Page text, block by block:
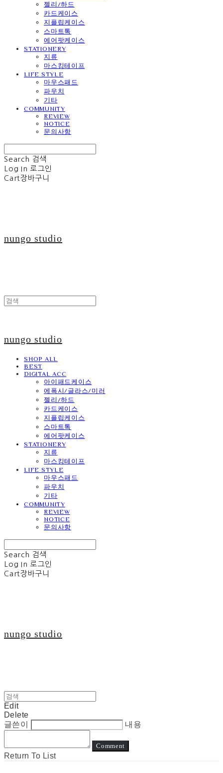
젤리/하드
카드케이스
지플립케이스
스마트톡
에어팟케이스
STATIONERY
지류
마스킹테이프
LIFE STYLE
마우스패드
파우치
기타
COMMUNITY
REVIEW
NOTICE
문의사항
Search 검색
Log In 로그인
Cart장바구니
nungo studio
nungo studio
SHOP ALL
BEST
DIGITAL ACC
아이패드케이스
에폭시/글라스/미러
젤리/하드
카드케이스
지플립케이스
스마트톡
에어팟케이스
STATIONERY
지류
마스킹테이프
LIFE STYLE
마우스패드
파우치
기타
COMMUNITY
REVIEW
NOTICE
문의사항
Search 검색
Log In 로그인
Cart장바구니
nungo studio
Edit
Delete
글쓴이
내용
Comment
Return To List